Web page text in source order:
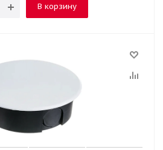
В корзину